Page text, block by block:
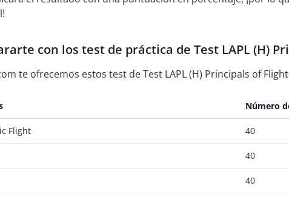
con los test de práctica de Test LAPL (H)
te ofrecemos estos test de Test LAPL (H) Principals of
Número
Flight 40
40
40